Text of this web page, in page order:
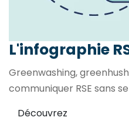
L'infographie
Greenwashing,
communiquer RSE sans
Découvrez